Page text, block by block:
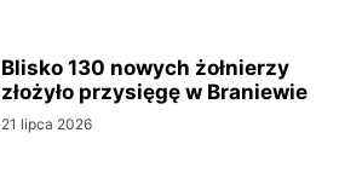
Blisko 130 nowych żołnierzy
złożyło przysięgę w Braniewie
21 lipca 2026